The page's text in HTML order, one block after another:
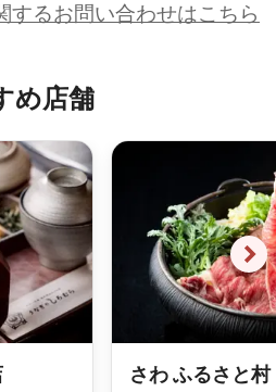
するお問い合わせはこちら
め店舗
さわ ふるさと村